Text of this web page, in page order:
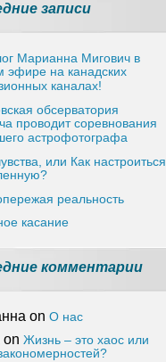
записи
Марианна Мигович в
эфире на канадских
каналах!
обсерватория
проводит соревнования
астрофотографа
или Как настроиться
реальность
касание
комментарии
on О нас
on Жизнь – это хаос или